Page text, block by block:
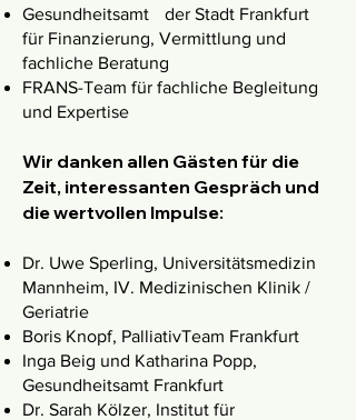
Gesundheitsamt der Stadt Frankfurt
für Finanzierung, Vermittlung und
fachliche Beratung
FRANS-Team für fachliche Begleitung
und Expertise
Wir danken allen Gästen für die
Zeit, interessanten Gespräch und
die wertvollen Impulse:
Dr. Uwe Sperling, Universitätsmedizin
Mannheim, IV. Medizinischen Klinik /
Geriatrie
Boris Knopf, PalliativTeam Frankfurt
Inga Beig und Katharina Popp,
Gesundheitsamt Frankfurt
Dr. Sarah Kölzer, Institut für